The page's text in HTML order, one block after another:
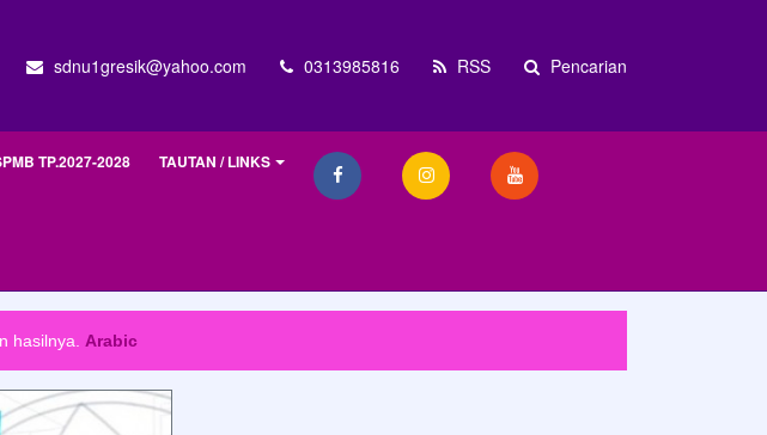
sdnu1gresik@yahoo.com 0313985816 RSS Pencarian
TP.2027-2028 TAUTAN / LINKS
hasilnya.Arabic